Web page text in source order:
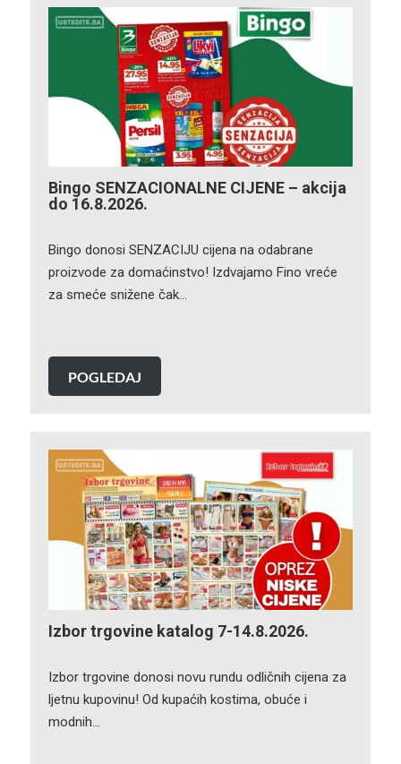
Bingo SENZACIONALNE CIJENE – akcija
do 16.8.2026.
Bingo donosi SENZACIJU cijena na odabrane
proizvode za domaćinstvo! Izdvajamo Fino vreće
za smeće snižene čak…
POGLEDAJ
Izbor trgovine katalog 7-14.8.2026.
Izbor trgovine donosi novu rundu odličnih cijena za
ljetnu kupovinu! Od kupaćih kostima, obuće i
modnih…